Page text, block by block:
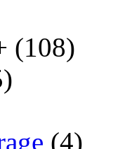
(108)
(4)